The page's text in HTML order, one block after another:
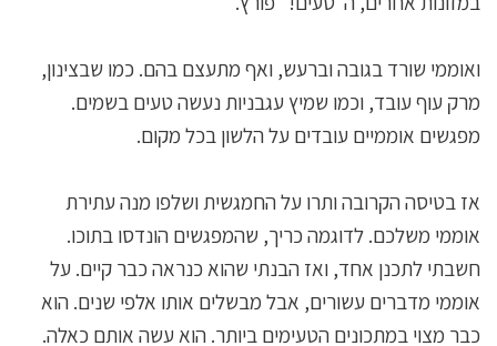
ואוממי שורד בגובה וברעש, ואף מתעצם בהם. כמו שבצינון,
מרק עוף עובד, וכמו שמיץ עגבניות נעשה טעים בשמים.
מפגשים אוממיים עובדים על הלשון בכל מקום.
אז בטיסה הקרובה ותרו על החמגשית ושלפו מנה עתירת
אוממי משלכם. לדוגמה כריך, שהמפגשים הונדסו בתוכו.
חשבתי לתכנן אחד, ואז הבנתי שהוא כנראה כבר קיים. על
אוממי מדברים עשורים, אבל מבשלים אותו אלפי שנים. הוא
כבר מצוי במתכונים הטעימים ביותר. הוא עשה אותם כאלה.